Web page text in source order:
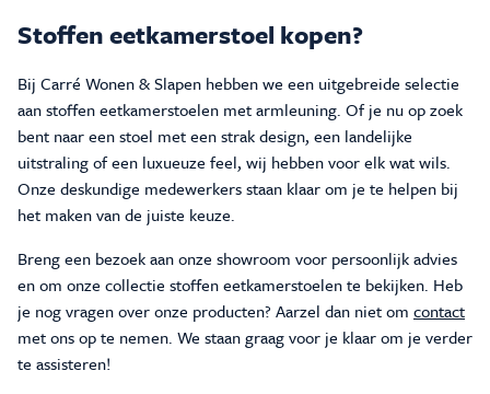
Stoffen eetkamerstoel kopen?
Bij Carré Wonen & Slapen hebben we een uitgebreide selectie
aan stoffen eetkamerstoelen met armleuning. Of je nu op zoek
bent naar een stoel met een strak design, een landelijke
uitstraling of een luxueuze feel, wij hebben voor elk wat wils.
Onze deskundige medewerkers staan klaar om je te helpen bij
het maken van de juiste keuze.
Breng een bezoek aan onze showroom voor persoonlijk advies
en om onze collectie stoffen eetkamerstoelen te bekijken. Heb
je nog vragen over onze producten? Aarzel dan niet om contact
met ons op te nemen. We staan graag voor je klaar om je verder
te assisteren!